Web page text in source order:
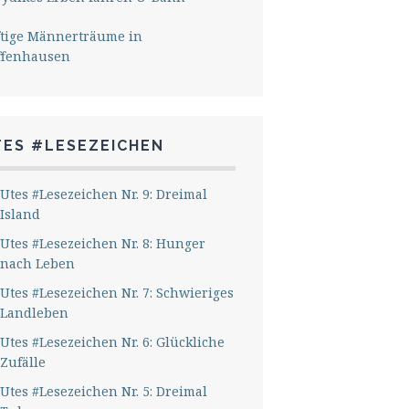
Männerträume in
#LESEZEICHEN
Utes #Lesezeichen Nr. 9: Dreimal
Island
Utes #Lesezeichen Nr. 8: Hunger
nach Leben
Utes #Lesezeichen Nr. 7: Schwieriges
Landleben
Utes #Lesezeichen Nr. 6: Glückliche
Zufälle
Utes #Lesezeichen Nr. 5: Dreimal